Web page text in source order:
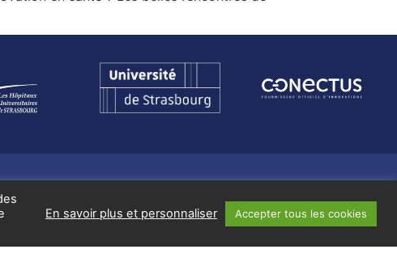
Suivez-nous sur
En savoir plus et personnaliser Accepter tous les cookies